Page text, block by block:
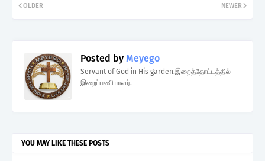
NEWER
OLDER
Posted by Meyego
Servant of God in His garden.இறைத்தோட்டத்தில்
இறைப்பணியாளர்.
YOU MAY LIKE THESE POSTS